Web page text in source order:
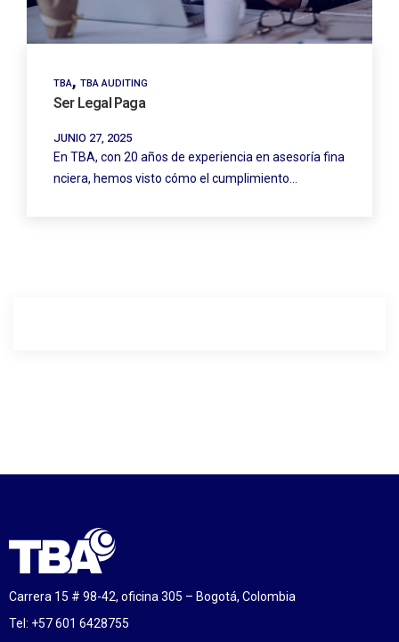
TBA, TBA AUDITING
Ser Legal Paga
JUNIO 27, 2025
En TBA, con 20 años de experiencia en asesoría fina
nciera, hemos visto cómo el cumplimiento…
Carrera 15 # 98-42, oficina 305 – Bogotá, Colombia
Tel: +57 601 6428755